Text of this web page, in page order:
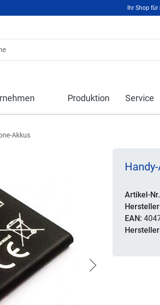
Ihr Shop
Produktion Service
Akkus
Next
Artikel-
EAN: